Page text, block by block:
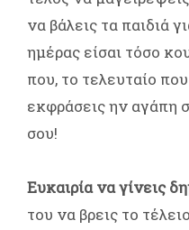
να βάλεις τα παιδιά
ημέρας είσαι τόσο
που, το τελευταίο
εκφράσεις ην αγάπη
σου!
Ευκαιρία να γίνεις
του να βρεις το